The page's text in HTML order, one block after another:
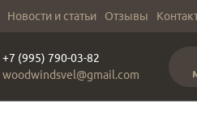
Новости и статьи Отзывы
+7 (995) 790-03-82
woodwindsvel@gmail.com